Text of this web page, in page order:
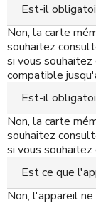
Est-il
Non, la carte
souhaitez
si vous
compatible
Est-il
Non, la carte
souhaitez
si vous
Est ce que
Non, l'appareil